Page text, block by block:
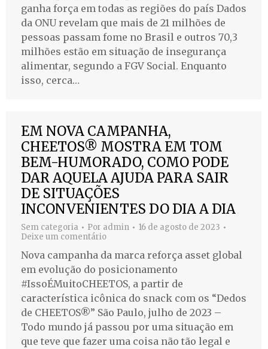
ganha força em todas as regiões do país Dados
da ONU revelam que mais de 21 milhões de
pessoas passam fome no Brasil e outros 70,3
milhões estão em situação de insegurança
alimentar, segundo a FGV Social. Enquanto
isso, cerca…
EM NOVA CAMPANHA,
CHEETOS® MOSTRA EM TOM
BEM-HUMORADO, COMO PODE
DAR AQUELA AJUDA PARA SAIR
DE SITUAÇÕES
INCONVENIENTES DO DIA A DIA
Sem categoria Por admin
16 de agosto de 2023
Deixe um comentário
Nova campanha da marca reforça asset global
em evolução do posicionamento
#IssoÉMuitoCHEETOS, a partir de
característica icônica do snack com os “Dedos
de CHEETOS®” São Paulo, julho de 2023 –
Todo mundo já passou por uma situação em
que teve que fazer uma coisa não tão legal e